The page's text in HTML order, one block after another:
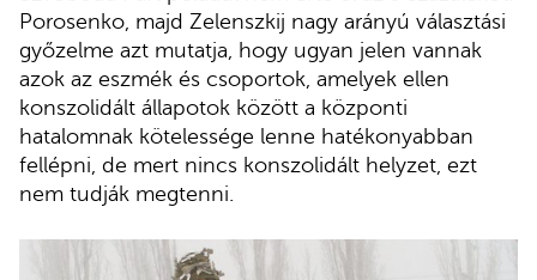
Porosenko, majd Zelenszkij nagy arányú választási
győzelme azt mutatja, hogy ugyan jelen vannak
azok az eszmék és csoportok, amelyek ellen
konszolidált állapotok között a központi
hatalomnak kötelessége lenne hatékonyabban
fellépni, de mert nincs konszolidált helyzet, ezt
nem tudják megtenni.